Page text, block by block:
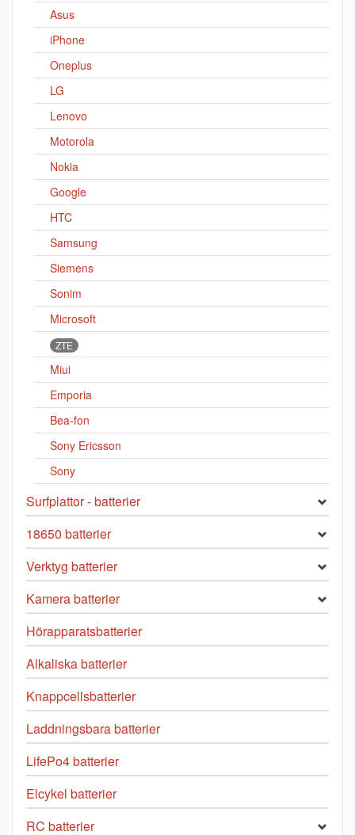
Asus
iPhone
Oneplus
LG
Lenovo
Motorola
Nokia
Google
HTC
Samsung
Siemens
Sonim
Microsoft
ZTE
Miui
Emporia
Bea-fon
Sony Ericsson
Sony
Surfplattor - batterier
18650 batterier
Verktyg batterier
Kamera batterier
Hörapparatsbatterier
Alkaliska batterier
Knappcellsbatterier
Laddningsbara batterier
LifePo4 batterier
Elcykel batterier
RC batterier